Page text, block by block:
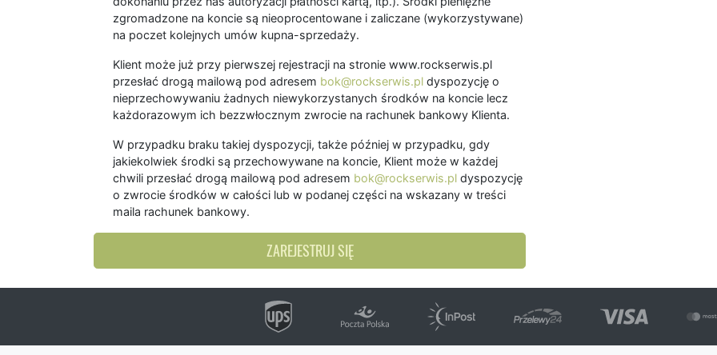
zgromadzone na koncie są nieoprocentowane i zaliczane (wykorzystywane)
na poczet kolejnych umów kupna-sprzedaży.
Klient może już przy pierwszej rejestracji na stronie www.rockserwis.pl
przesłać drogą mailową pod adresem bok@rockserwis.pl dyspozycję o
nieprzechowywaniu żadnych niewykorzystanych środków na koncie lecz
każdorazowym ich bezzwłocznym zwrocie na rachunek bankowy Klienta.
W przypadku braku takiej dyspozycji, także później w przypadku, gdy
jakiekolwiek środki są przechowywane na koncie, Klient może w każdej
chwili przesłać drogą mailową pod adresem bok@rockserwis.pl dyspozycję
o zwrocie środków w całości lub w podanej części na wskazany w treści
maila rachunek bankowy.
ZAREJESTRUJ SIĘ